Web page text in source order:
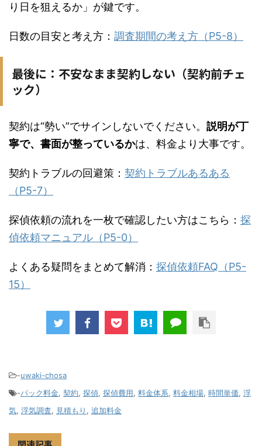
り日を狙えるか」が鍵です。
日数の目安と考え方： 調査期間の考え方（P5-8）
最後に：不安なまま契約しない（契約前チェ
ック）
契約は“勢い”でサインしないでください。 説明が丁
寧で、書面が整っているかは、料金より大事です。
契約トラブルの回避策： 契約トラブルあるある
（P5-7）
探偵依頼の流れを一枚で確認したい方はこちら： 探
偵依頼マニュアル（P5-0）
よくある疑問をまとめて解消： 探偵依頼FAQ（P5-
15）
-uwaki-chosa
-パック料金, 契約, 探偵, 探偵費用, 料金体系, 料金相場, 時間単価, 浮
気, 浮気調査, 見積もり , 追加料金